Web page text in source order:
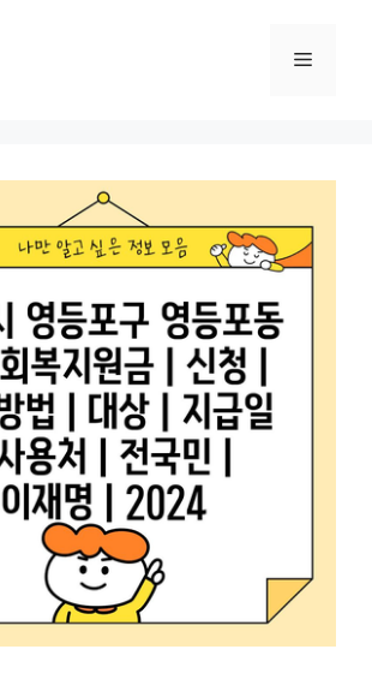
메